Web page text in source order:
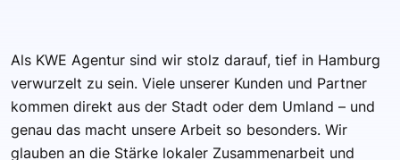
Als KWE Agentur sind wir stolz darauf, tief in Hamburg
verwurzelt zu sein. Viele unserer Kunden und Partner
kommen direkt aus der Stadt oder dem Umland – und
genau das macht unsere Arbeit so besonders. Wir
glauben an die Stärke lokaler Zusammenarbeit und